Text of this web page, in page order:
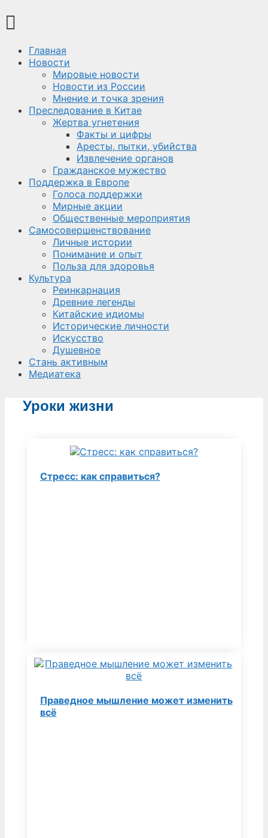
Главная
Новости
Мировые новости
Новости из России
Мнение и точка зрения
Преследование в Китае
Жертва угнетения
Факты и цифры
Аресты, пытки, убийства
Извлечение органов
Гражданское мужество
Поддержка в Европе
Голоса поддержки
Мирные акции
Общественные мероприятия
Самосовершенствование
Личные истории
Понимание и опыт
Польза для здоровья
Культура
Реинкарнация
Древние легенды
Китайские идиомы
Исторические личности
Искусство
Душевное
Стань активным
Медиатека
Уроки жизни
Стресс: как справиться?
Праведное мышление может изменить
всё